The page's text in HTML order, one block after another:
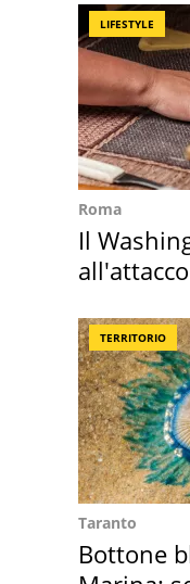
LIFESTYLE
Roma
Il
TERRITORIO
Taranto
Bottone